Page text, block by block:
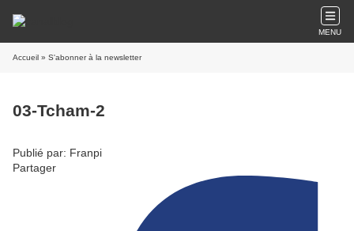
MENU
Accueil » S'abonner à la newsletter
03-Tcham-2
Publié par: Franpi
Partager